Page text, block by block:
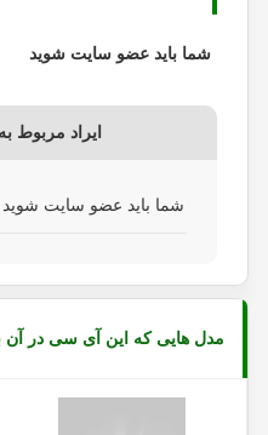
شما باید عضو سایت شوید
ایراد مربوط
شما باید عضو سایت شوید
مدل هایی که این آی سی در آن